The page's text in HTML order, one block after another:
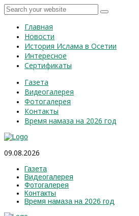
Главная
Новости
История Ислама в Осетии
Интересное
Сертификаты
Газета
Видеогалерея
Фотогалерея
Контакты
Время намаза на 2026 год
09.08.2026
Газета
Видеогалерея
Фотогалерея
Контакты
Время намаза на 2026 год